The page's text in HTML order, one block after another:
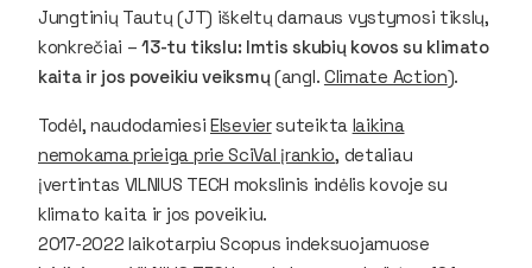
Jungtinių Tautų (JT) iškeltų darnaus vystymosi tikslų,
konkrečiai –13-tu tikslu: Imtis skubių kovos su klimato
kaita ir jos poveikiu veiksmų (angl. Climate Action).
Todėl, naudodamiesi Elseviersuteikta laikina
nemokama prieiga prie SciVal įrankio, detaliau
įvertintas VILNIUS TECH mokslinis indėlis kovoje su
klimato kaita ir jos poveikiu.
2017-2022 laikotarpiu Scopus indeksuojamuose